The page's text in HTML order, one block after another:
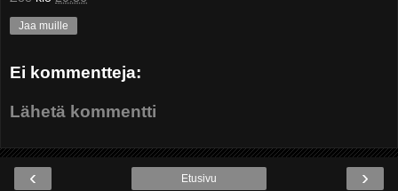
Jaa muille
Ei kommentteja:
Lähetä kommentti
‹ ›
Etusivu